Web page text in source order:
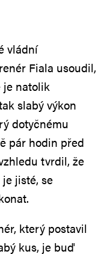
vládní
Fiala usoudil,
je natolik
slabý výkon
dotyčnému
pár hodin před
tvrdil, že
jisté, se
který postavil
kus, je buď